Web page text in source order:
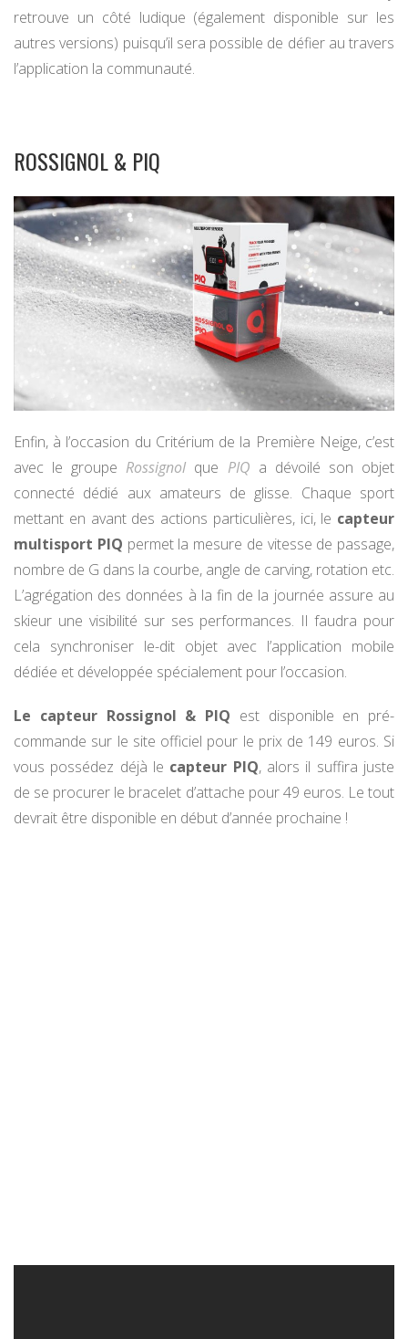
retrouve un côté ludique (également disponible sur les
autres versions) puisqu’il sera possible de défier au travers
l’application la communauté.
ROSSIGNOL & PIQ
Enfin, à l’occasion du Critérium de la Première Neige, c’est
avec le groupe Rossignol que PIQ a dévoilé son objet
connecté dédié aux amateurs de glisse. Chaque sport
mettant en avant des actions particulières, ici, le capteur
multisport PIQ permet la mesure de vitesse de passage,
nombre de G dans la courbe, angle de carving, rotation etc.
L’agrégation des données à la fin de la journée assure au
skieur une visibilité sur ses performances. Il faudra pour
cela synchroniser le-dit objet avec l’application mobile
dédiée et développée spécialement pour l’occasion.
Le capteur Rossignol & PIQ est disponible en pré-
commande sur le site officiel pour le prix de 149 euros. Si
vous possédez déjà le capteur PIQ, alors il suffira juste
de se procurer le bracelet d’attache pour 49 euros. Le tout
devrait être disponible en début d’année prochaine !